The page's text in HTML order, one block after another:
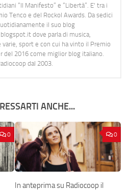
“Il Manifesto” e “Libertà”. E' tra i
Tenco e del Rockol Awards. Da sedici
il suo blog
dove parla di musica,
sport e con cui ha vinto il Premio
del 2016 come miglior blog italiano.
dal 2003.
ANCHE...
0 0
In anteprima su Radiocoop il